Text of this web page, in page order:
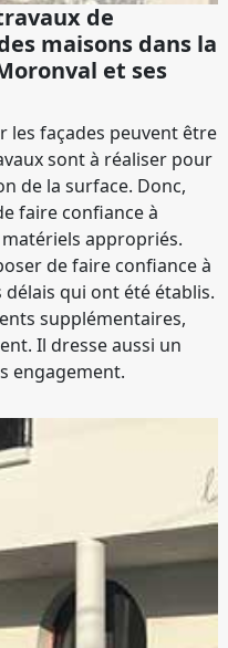
de
maisons dans la
et ses
les façades peuvent être
sont à réaliser pour
de la surface. Donc,
faire confiance à
matériels appropriés.
de faire confiance à
délais qui ont été établis.
supplémentaires,
Il dresse aussi un
engagement.